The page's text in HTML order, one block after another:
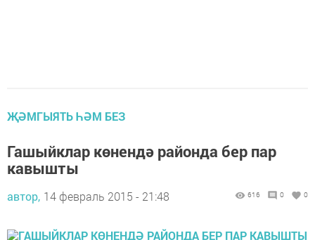
ҖӘМГЫЯТЬ ҺӘМ БЕЗ
Гашыйклар көнендә районда бер пар
кавышты
автор, 14 февраль 2015 - 21:48 616 0 0